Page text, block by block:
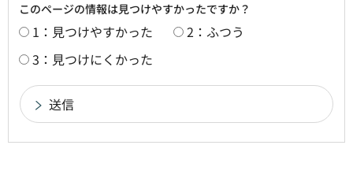
このページの情報は見つけやすかったですか？
1：見つけやすかった
2：ふつう
3：見つけにくかった